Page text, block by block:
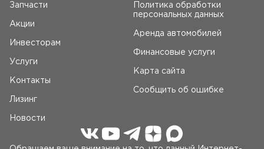
Запчасти
Акции
Инвесторам
Услуги
Контакты
Лизинг
Новости
Политика обработки
персональных данных
Аренда автомобилей
Финансовые услуги
Карта сайта
Сообщить об ошибке